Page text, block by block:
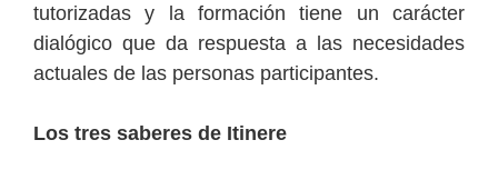
tutorizadas y la formación tiene un carácter
dialógico que da respuesta a las necesidades
actuales de las personas participantes.
Los tres saberes de Itinere